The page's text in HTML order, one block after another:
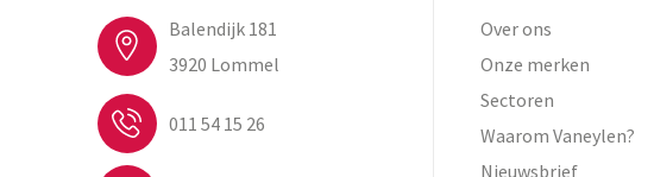
Balendijk 181
3920 Lommel
011 54 15 26
Over ons
Onze merken
Sectoren
Waarom Vaneylen?
Nieuwsbrief